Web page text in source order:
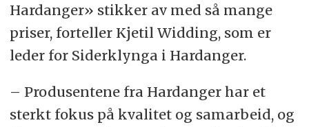
Hardanger» stikker av med så mange
priser, forteller Kjetil Widding, som er
leder for Siderklynga i Hardanger.
– Produsentene fra Hardanger har et
sterkt fokus på kvalitet og samarbeid, og